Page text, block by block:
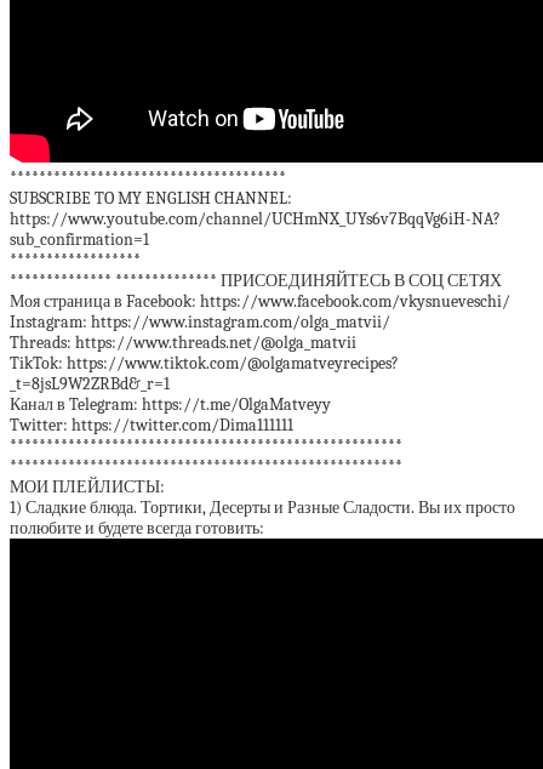
**************************************
SUBSCRIBE TO MY ENGLISH CHANNEL:
https://www.youtube.com/channel/UCHmNX_UYs6v7BqqVg6iH-NA?
sub_confirmation=1
******************
************** ************** ПРИСОЕДИНЯЙТЕСЬ В СОЦ СЕТЯХ
Моя страница в Facebook: https://www.facebook.com/vkysnueveschi/
Instagram: https://www.instagram.com/olga_matvii/
Threads: https://www.threads.net/@olga_matvii
TikTok: https://www.tiktok.com/@olgamatveyrecipes?
_t=8jsL9W2ZRBd&_r=1
Канал в Telegram: https://t.me/OlgaMatveyy
Twitter: https://twitter.com/Dima111111
******************************************************
******************************************************
МОИ ПЛЕЙЛИСТЫ:
1) Сладкие блюда. Тортики, Десерты и Разные Сладости. Вы их просто
полюбите и будете всегда готовить: